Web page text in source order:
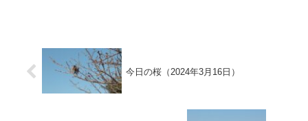
今日の桜（2024年3月16日）